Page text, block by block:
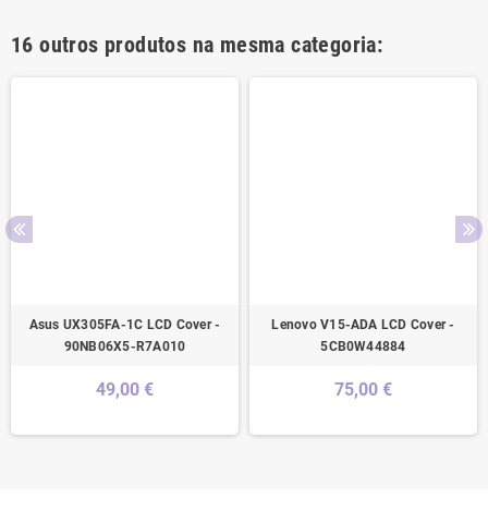
16 outros produtos na mesma categoria:
Asus UX305FA-1C LCD Cover -
90NB06X5-R7A010
49,00 €
Lenovo V15-ADA LCD Cover -
5CB0W44884
75,00 €